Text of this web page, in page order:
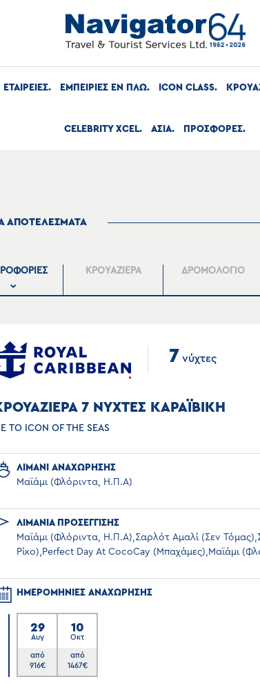
ΕΤΑΙΡΕΙΕΣ ΕΜΠΕΙΡΙΕΣ ΕΝ ΠΛΩ ICON CLASS
CELEBRITY XCEL ΑΣΙΑ ΠΡΟΣΦΟΡΕΣ
ΑΠΟΤΕΛΕΣΜΑΤΑ
ΚΡΟΥΑΖΙΕΡΑ ΔΡΟΜΟΛΟΓΙΟ
7 νύχτες
7 ΝΥΧΤΕΣ ΚΑΡΑΪΒΙΚΗ
ΤΟ ICON OF THE SEAS
ΛΙΜΑΝΙ ΑΝΑΧΩΡΗΣΗΣ
Μαϊάμι (Φλόριντα, Η.Π.Α)
ΛΙΜΑΝΙΑ ΠΡΟΣΕΓΓΙΣΗΣ
Μαϊάμι (Φλόριντα, Η.Π.Α),Σαρλότ Αμαλί (Σεν
Ρίκο),Perfect Day At CocoCay (Μπαχάμες),Μαϊάμι
ΗΜΕΡΟΜΗΝΙΕΣ ΑΝΑΧΩΡΗΣΗΣ
29
Αυγ
από
916€
10
Οκτ
από
1467€